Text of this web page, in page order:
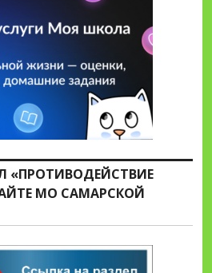
«ПРОТИВОДЕЙСТВИЕ
МО САМАРСКОЙ